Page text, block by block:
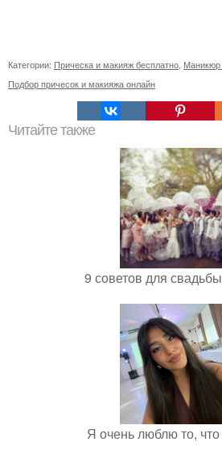
Категории: Прическа и макияж бесплатно Маникюр
Подбор причесок и макияжа онлайн
Читайте также
9 советов для
Я очень люблю то,